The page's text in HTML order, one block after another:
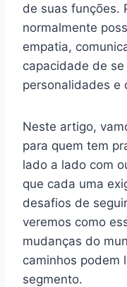
de suas funções.
normalmente
empatia,
capacidade de
personalidades e
Neste artigo,
para quem tem
lado a lado com
que cada uma
desafios de
veremos como
mudanças do
caminhos podem
segmento.